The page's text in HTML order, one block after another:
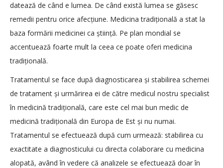
datează de când e lumea. De când există lumea se găsesc
remedii pentru orice afecțiune. Medicina tradițională a stat la
baza formării medicinei ca știință. Pe plan mondial se
accentuează foarte mult la ceea ce poate oferi medicina
tradițională.
Tratamentul se face după diagnosticarea și stabilirea schemei
de tratament și urmărirea ei de către medicul nostru specialist
în medicină tradițională, care este cel mai bun medic de
medicină tradițională din Europa de Est și nu numai.
Tratamentul se efectuează după cum urmează: stabilirea cu
exactitate a diagnosticului cu directa colaborare cu medicina
alopată, având în vedere că analizele se efectuează doar în